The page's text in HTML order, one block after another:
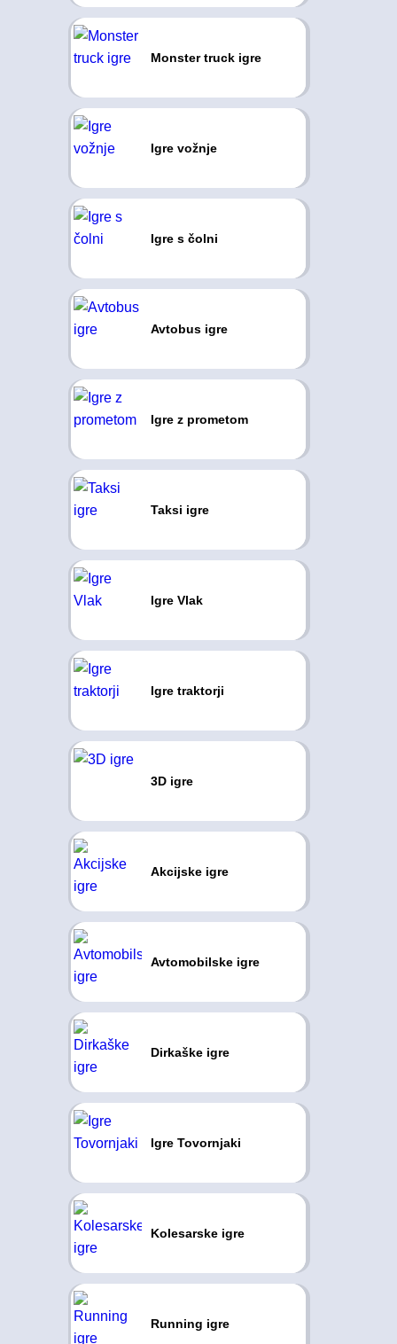
Monster truck igre
Igre vožnje
Igre s čolni
Avtobus igre
Igre z prometom
Taksi igre
Igre Vlak
Igre traktorji
3D igre
Akcijske igre
Avtomobilske igre
Dirkaške igre
Igre Tovornjaki
Kolesarske igre
Running igre